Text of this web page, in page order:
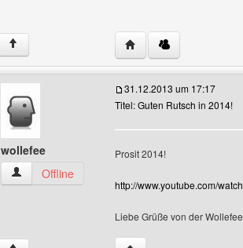
↑ Website dieses
wollefee
wollefee Benutzer-Profile anzeigen
Offline
31.12.2013 um 17:17
Titel: Guten Rutsch in 2014!
Prosit 2014!
http://www.youtube.com/
Liebe Grüße von der